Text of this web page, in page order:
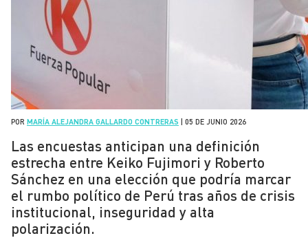
POR MARÍA ALEJANDRA GALLARDO CONTRERAS 05 DE JUNIO 2026
Las encuestas anticipan una definición
estrecha entre Keiko Fujimori y Roberto
Sánchez en una elección que podría marcar
el rumbo político de Perú tras años de crisis
institucional, inseguridad y alta
polarización.